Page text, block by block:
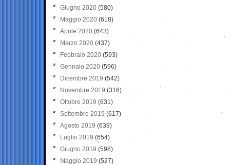
Giugno 2020 (580)
Maggio 2020 (618)
Aprile 2020 (643)
Marzo 2020 (437)
Febbraio 2020 (593)
Gennaio 2020 (596)
Dicembre 2019 (542)
Novembre 2019 (316)
Ottobre 2019 (631)
Settembre 2019 (617)
Agosto 2019 (639)
Luglio 2019 (654)
Giugno 2019 (598)
Maggio 2019 (527)